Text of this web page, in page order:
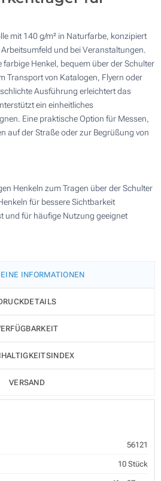
mit 140 g/m² in Naturfarbe, konzipiert
und bei Veranstaltungen.
farbige Henkel, bequem über der Schulter
Transport von Katalogen, Flyern oder
Ausführung erleichtert das
ein einheitliches
Eine praktische Option für Messen,
auf der Straße oder zur Begrüßung von
Henkeln zum Tragen über der Schulter
für bessere Sichtbarkeit
und für häufige Nutzung geeignet
INFORMATIONEN
VERSAND
56121
10 Stück